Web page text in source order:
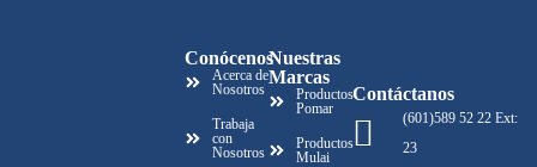
Conócenos
Acerca de
Nosotros
Trabaja
con
Nosotros
Nuestras
Marcas
Productos
Pomar
Productos
Mulai
Contáctanos
(601)589 52 22 Ext:
23